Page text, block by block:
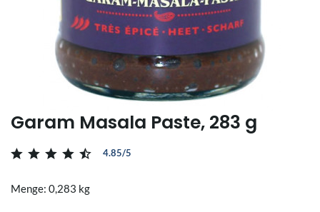
Garam Masala Paste, 283 g
4.85/5
Menge: 0,283 kg